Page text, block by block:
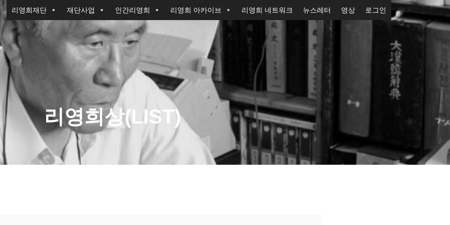
리영희재단 재단사업 인간리영희 리영희 아카이브 리영희 네트워크 뉴스레터 영상 로그인
리영희상(LIST)